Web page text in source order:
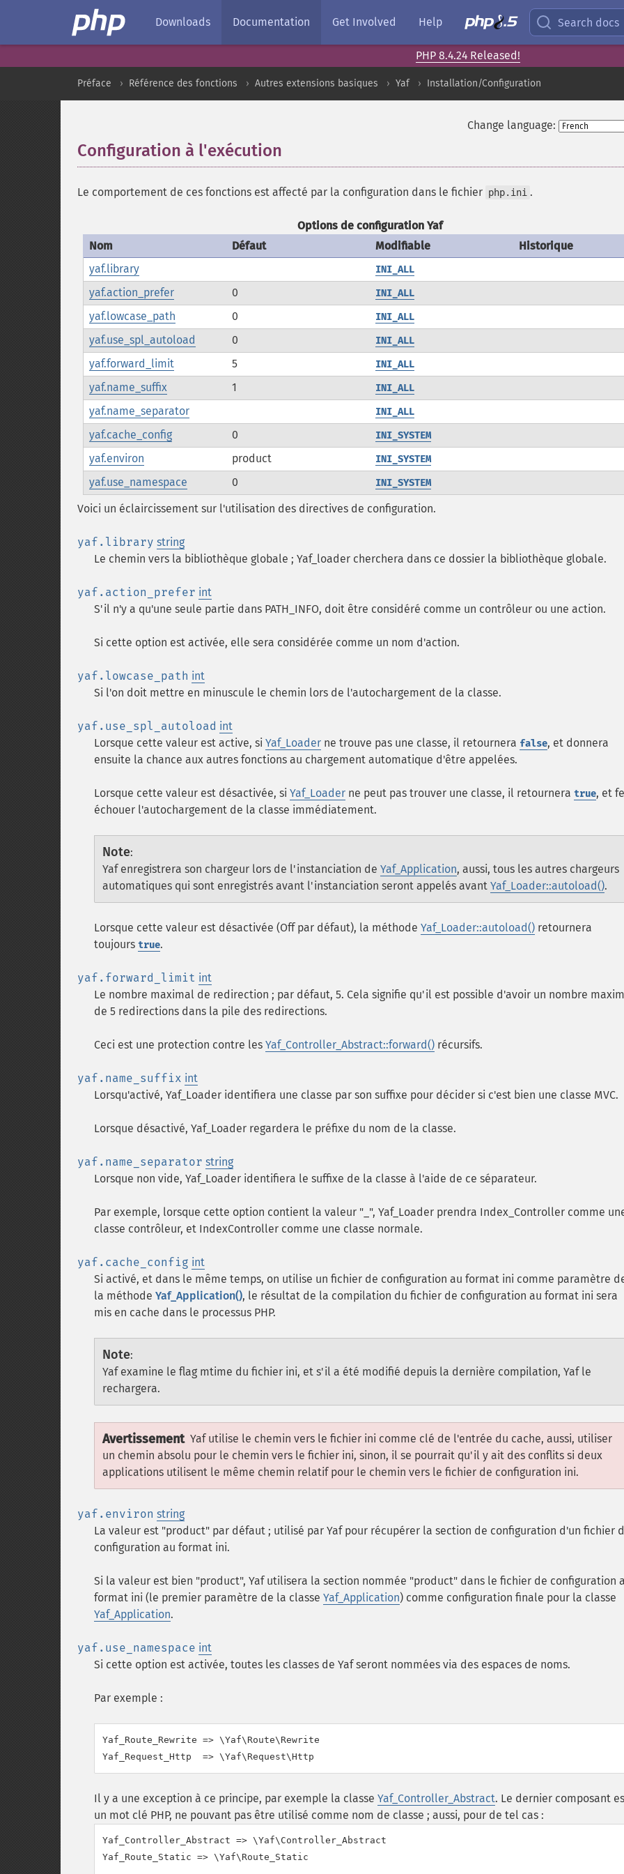
Downloads Documentation Get Involved Help Search docs
PHP 8.4.24 Released!
Préface Référence des fonctions Autres extensions basiques Yaf Installation/Configuration
Change language:
Configuration à l'exécution
Le comportement de ces fonctions est affecté par la configuration dans le fichier php.ini .
Options de configuration Yaf
Nom
Défaut Modifiable
Historique
yaf.library
INI_ALL
yaf.action_prefer 0 INI_ALL
yaf.lowcase_path 0 INI_ALL
yaf.use_spl_autoload 0 INI_ALL
yaf.forward_limit 5 INI_ALL
yaf.name_suffix 1 INI_ALL
yaf.name_separator INI_ALL
yaf.cache_config 0 INI_SYSTEM
yaf.environ product INI_SYSTEM
yaf.use_namespace 0 INI_SYSTEM
Voici un éclaircissement sur l'utilisation des directives de configuration.
yaf.library string
Le chemin vers la bibliothèque globale ; Yaf_loader cherchera dans ce dossier la bibliothèque globale.
yaf.action_prefer int
S'il n'y a qu'une seule partie dans PATH_INFO, doit être considéré comme un contrôleur ou une action.
Si cette option est activée, elle sera considérée comme un nom d'action.
yaf.lowcase_path int
Si l'on doit mettre en minuscule le chemin lors de l'autochargement de la classe.
yaf.use_spl_autoload int
Lorsque cette valeur est active, si Yaf_Loader ne trouve pas une classe, il retournera false, et donnera
ensuite la chance aux autres fonctions au chargement automatique d'être appelées.
Lorsque cette valeur est désactivée, si Yaf_Loader ne peut pas trouver une classe, il retournera true, et
échouer l'autochargement de la classe immédiatement.
Note:
Yaf enregistrera son chargeur lors de l'instanciation de Yaf_Application, aussi, tous les autres chargeurs
automatiques qui sont enregistrés avant l'instanciation seront appelés avant Yaf_Loader::autoload().
Lorsque cette valeur est désactivée (Off par défaut), la méthode Yaf_Loader::autoload() retournera
toujours true.
yaf.forward_limit int
Le nombre maximal de redirection ; par défaut, 5. Cela signifie qu'il est possible d'avoir un nombre
de 5 redirections dans la pile des redirections.
Ceci est une protection contre les Yaf_Controller_Abstract::forward() récursifs.
yaf.name_suffix int
Lorsqu'activé, Yaf_Loader identifiera une classe par son suffixe pour décider si c'est bien une classe MVC.
Lorsque désactivé, Yaf_Loader regardera le préfixe du nom de la classe.
yaf.name_separator string
Lorsque non vide, Yaf_Loader identifiera le suffixe de la classe à l'aide de ce séparateur.
Par exemple, lorsque cette option contient la valeur "_", Yaf_Loader prendra Index_Controller comme
classe contrôleur, et IndexController comme une classe normale.
yaf.cache_config int
Si activé, et dans le même temps, on utilise un fichier de configuration au format ini comme paramètre
la méthode Yaf_Application(), le résultat de la compilation du fichier de configuration au format ini sera
mis en cache dans le processus PHP.
Note:
Yaf examine le flag mtime du fichier ini, et s'il a été modifié depuis la dernière compilation, Yaf le
rechargera.
Avertissement Yaf utilise le chemin vers le fichier ini comme clé de l'entrée du cache, aussi, utiliser
un chemin absolu pour le chemin vers le fichier ini, sinon, il se pourrait qu'il y ait des conflits si deux
applications utilisent le même chemin relatif pour le chemin vers le fichier de configuration ini.
yaf.environ string
La valeur est "product" par défaut ; utilisé par Yaf pour récupérer la section de configuration d'un fichier
configuration au format ini.
Si la valeur est bien "product", Yaf utilisera la section nommée "product" dans le fichier de configuration
format ini (le premier paramètre de la classe Yaf_Application) comme configuration finale pour la classe
Yaf_Application.
yaf.use_namespace int
Si cette option est activée, toutes les classes de Yaf seront nommées via des espaces de noms.
Par exemple :
Yaf_Route_Rewrite => \Yaf\Route\Rewrite
Il y a une exception à ce principe, par exemple la classe Yaf_Controller_Abstract. Le dernier composant
un mot clé PHP, ne pouvant pas être utilisé comme nom de classe ; aussi, pour de tel cas :
Yaf_Controller_Abstract => \Yaf\Controller_Abstract
Yaf_Route_Static => \Yaf\Route_Static